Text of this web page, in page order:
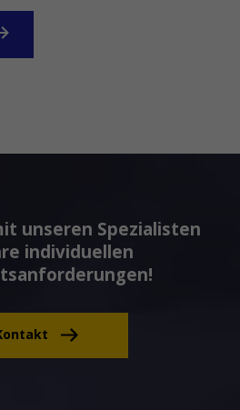
unseren Spezialisten
individuellen